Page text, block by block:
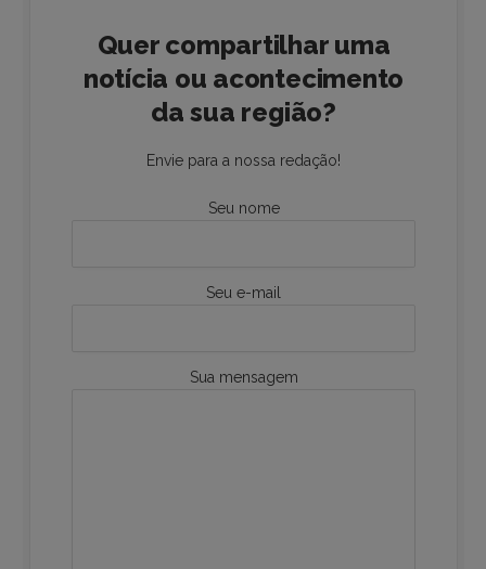
Quer compartilhar uma
notícia ou acontecimento
da sua região?
Envie para a nossa redação!
Seu nome
Seu e-mail
Sua mensagem